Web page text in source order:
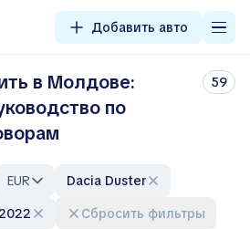
Добавить авто
в Молдове:
по
59
EUR
Dacia Duster
Сбросить фильтры